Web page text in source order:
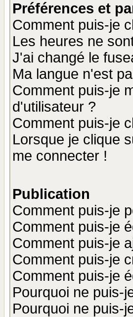
Préférences et
Comment puis-je
Les heures ne
J'ai changé le
Ma langue n'est
Comment puis-je
d'utilisateur ?
Comment puis-je
Lorsque je clique
me connecter !
Publication
Comment puis-je
Comment puis-je
Comment puis-je
Comment puis-je
Comment puis-je
Pourquoi ne puis-
Pourquoi ne puis-